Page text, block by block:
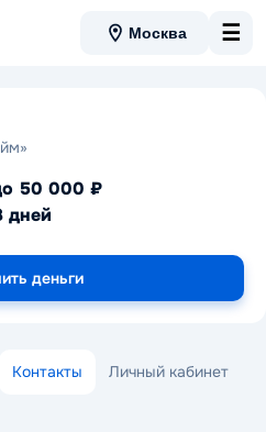
Москва ☰
50 000 ₽
дней
деньги
Контакты Личный кабинет